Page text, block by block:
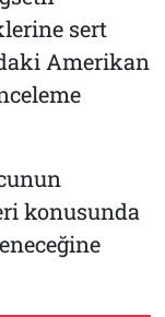
sert
Amerikan
konusunda